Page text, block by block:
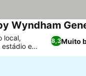
Wyndham
8,3Muito
local,
e